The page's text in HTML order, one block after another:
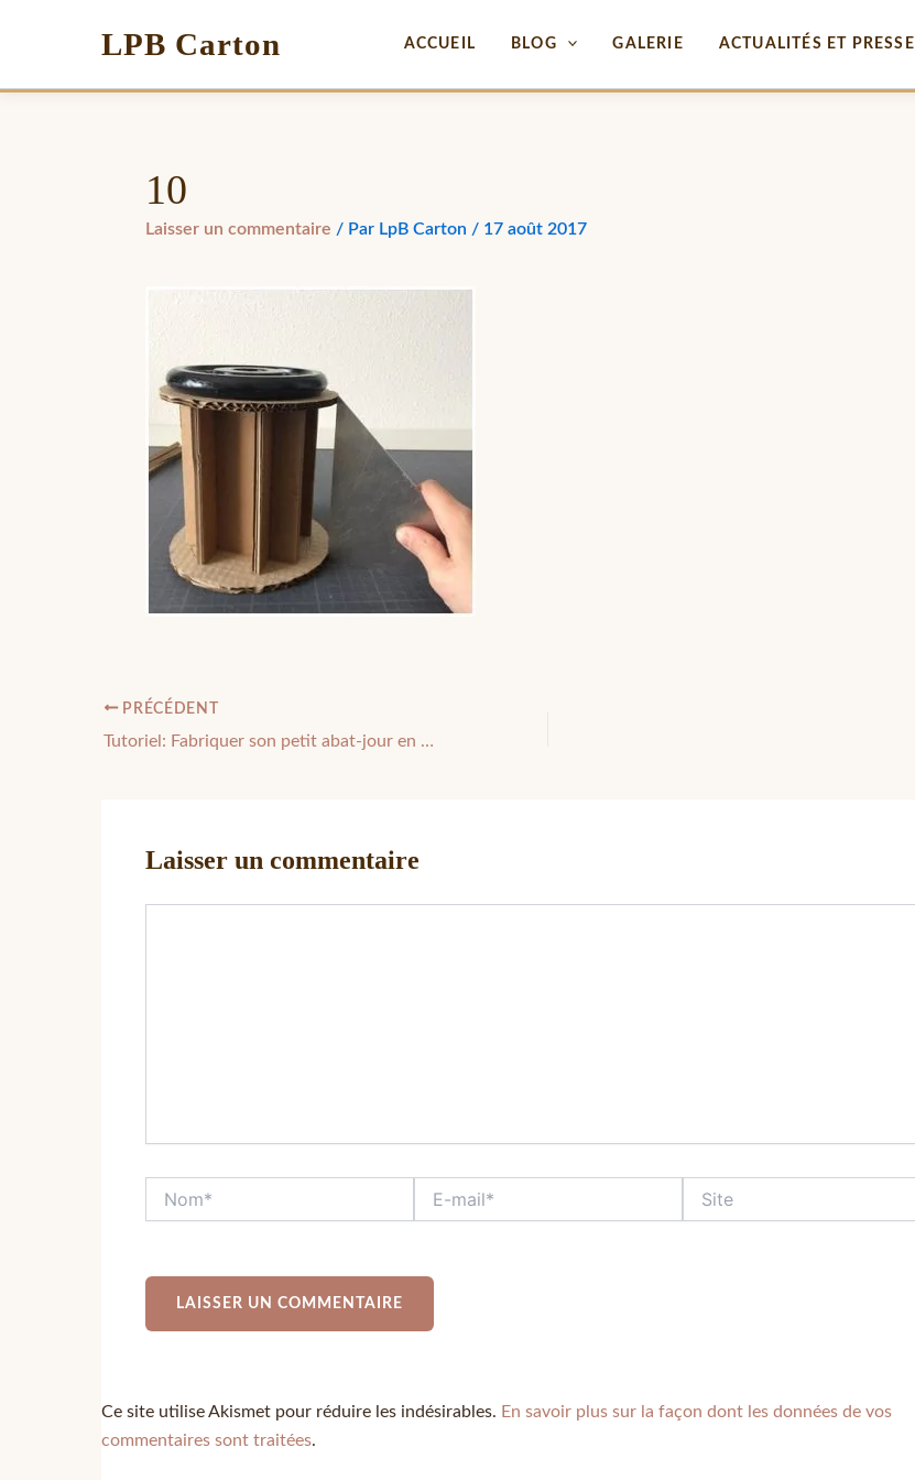
LPB Carton ACCUEIL BLOG GALERIE ACTUALITÉS ET PRESSE
10
Laisser un commentaire / Par LpB Carton / 17 août 2017
PRÉCÉDENT
Tutoriel: Fabriquer son petit abat-jour en carton
Laisser un commentaire
Ce site utilise Akismet pour réduire les indésirables. En savoir plus sur la façon dont les données de vos
commentaires sont traitées.